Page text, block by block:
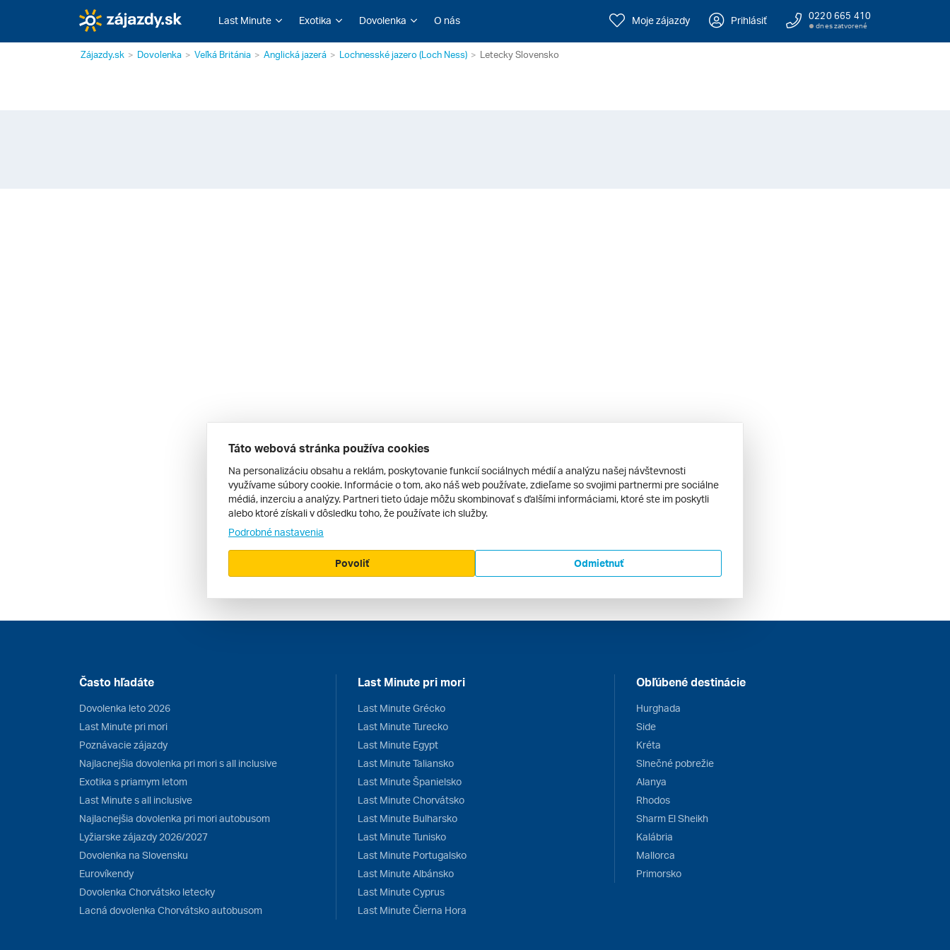
Last Minute Exotika Dovolenka O nás Moje zájazdy Prihlásiť 0220 665 410
dnes zatvorené
Zájazdy.sk Dovolenka Veľká Británia Anglická jazerá Lochnesské jazero (Loch Ness) Letecky Slovensko
Často hľadáte
Dovolenka leto 2026
Last Minute pri mori
Poznávacie zájazdy
Najlacnejšia dovolenka pri mori s all inclusive
Exotika s priamym letom
Last Minute s all inclusive
Najlacnejšia dovolenka pri mori autobusom
Lyžiarske zájazdy 2026/2027
Dovolenka na Slovensku
Eurovíkendy
Dovolenka Chorvátsko letecky
Lacná dovolenka Chorvátsko autobusom
Last Minute pri mori
Last Minute Grécko
Last Minute Turecko
Last Minute Egypt
Last Minute Taliansko
Last Minute Španielsko
Last Minute Chorvátsko
Last Minute Bulharsko
Last Minute Tunisko
Last Minute Portugalsko
Last Minute Albánsko
Last Minute Cyprus
Last Minute Čierna Hora
Obľúbené destinácie
Hurghada
Side
Kréta
Slnečné pobrežie
Alanya
Rhodos
Sharm El Sheikh
Kalábria
Mallorca
Primorsko
Táto webová stránka používa cookies
Na personalizáciu obsahu a reklám, poskytovanie funkcií sociálnych médií a analýzu našej návštevnosti
využívame súbory cookie. Informácie o tom, ako náš web používate, zdieľame so svojimi partnermi pre sociálne
médiá, inzerciu a analýzy. Partneri tieto údaje môžu skombinovať s ďalšími informáciami, ktoré ste im poskytli
alebo ktoré získali v dôsledku toho, že používate ich služby.
Podrobné nastavenia
Odmietnuť
Povoliť